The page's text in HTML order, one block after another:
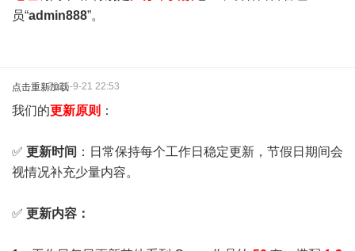
员“admin888”。
点击重新加载2025-9-21 22:53
我们的更新原则 ：
✅ 更新时间 ：日常保持每个工作日稳定更新，节假日期间会
视情况补充少量内容。
✅ 更新内容：